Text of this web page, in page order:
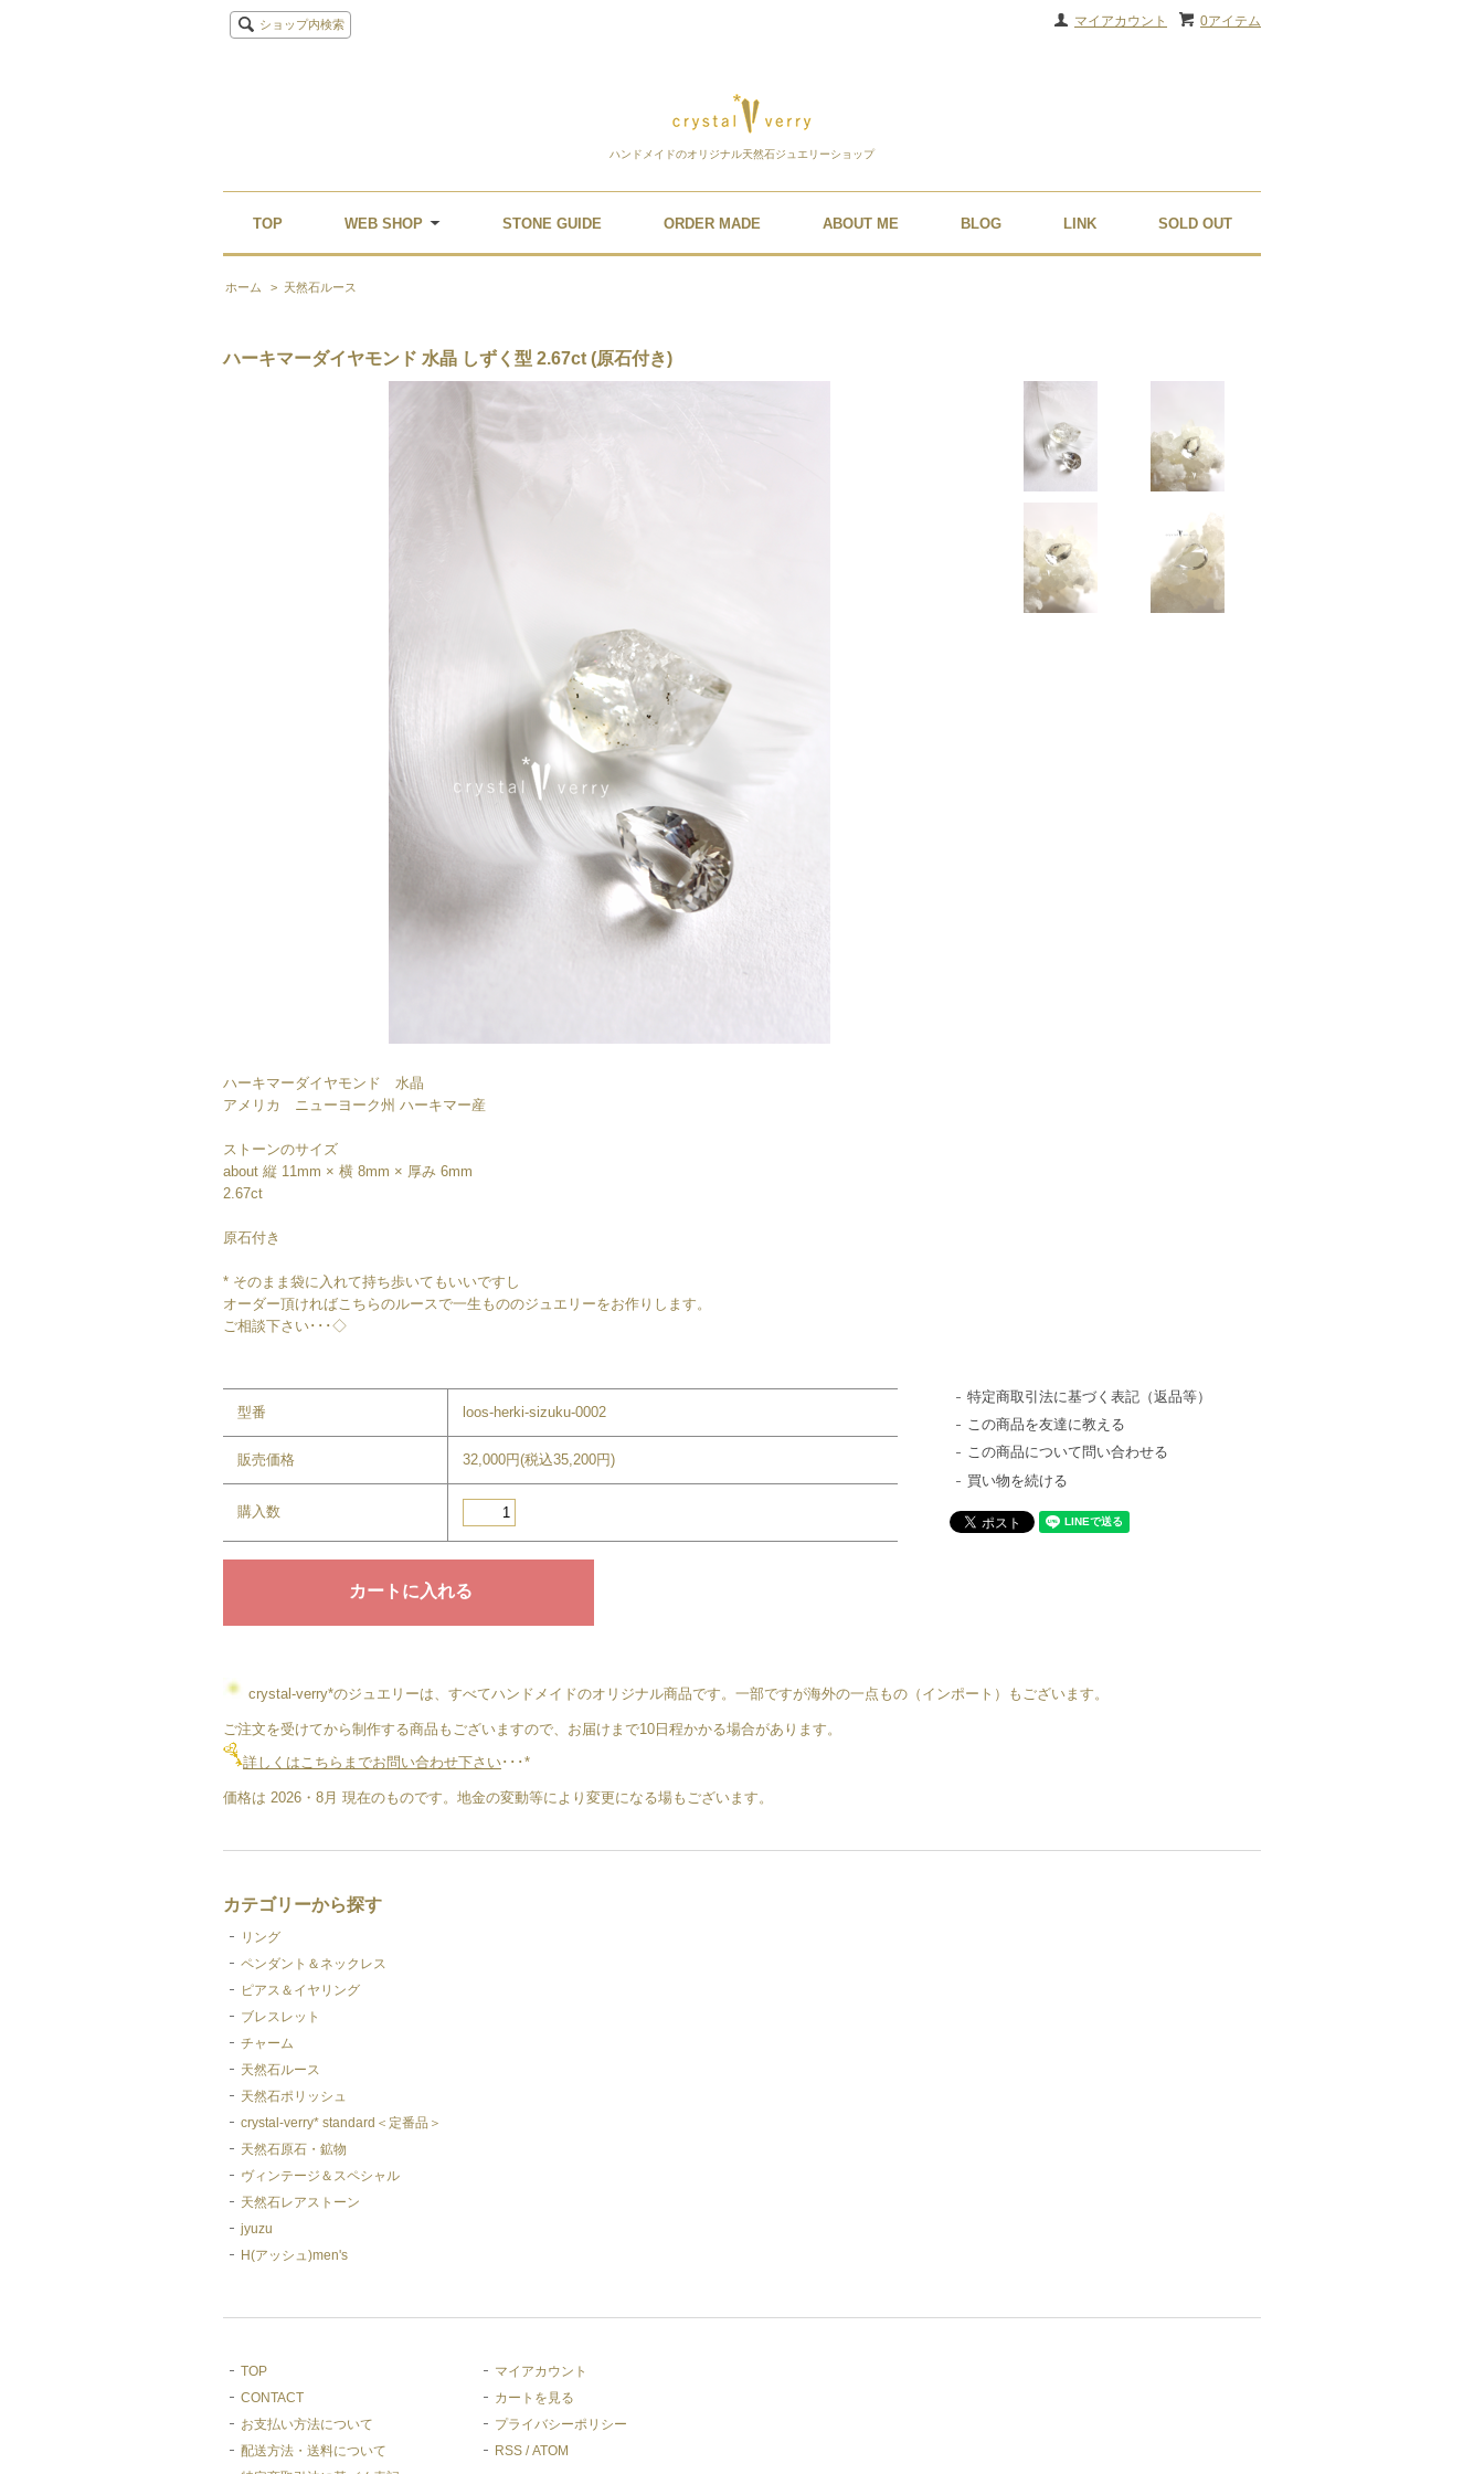
0アイテム
マイアカウント
ショップ内検索
ハンドメイドのオリジナル天然石ジュエリーショップ
TOP WEB SHOP STONE GUIDE ORDER MADE ABOUT ME BLOG LINK SOLD OUT
ホーム > 天然石ルース
ハーキマーダイヤモンド 水晶 しずく型 2.67ct (原石付き)
ハーキマーダイヤモンド 水晶
アメリカ ニューヨーク州 ハーキマー産
ストーンのサイズ
about 縦 11mm × 横 8mm × 厚み 6mm
2.67ct
原石付き
* そのまま袋に入れて持ち歩いてもいいですし
オーダー頂ければこちらのルースで一生もののジュエリーをお作りします。
ご相談下さい･･･◇
型番 loos-herki-sizuku-0002
販売価格 32,000円(税込35,200円)
購入数
特定商取引法に基づく表記（返品等）
この商品を友達に教える
この商品について問い合わせる
買い物を続ける
crystal-verry*のジュエリーは、すべてハンドメイドのオリジナル商品です。一部ですが海外の一点もの（インポート）もございます。
ご注文を受けてから制作する商品もございますので、お届けまで10日程かかる場合があります。
詳しくはこちらまでお問い合わせ下さい･･･*
価格は 2026・8月 現在のものです。地金の変動等により変更になる場もございます。
カテゴリーから探す
リング
ペンダント＆ネックレス
ピアス＆イヤリング
ブレスレット
チャーム
天然石ルース
天然石ポリッシュ
crystal-verry* standard＜定番品＞
天然石原石・鉱物
ヴィンテージ＆スペシャル
天然石レアストーン
jyuzu
H(アッシュ)men's
TOP
CONTACT
お支払い方法について
配送方法・送料について
マイアカウント
カートを見る
プライバシーポリシー
RSS /ATOM